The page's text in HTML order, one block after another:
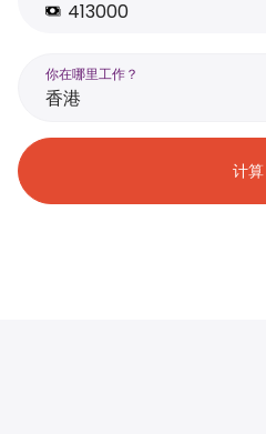
你在哪里工作？
香港
计算